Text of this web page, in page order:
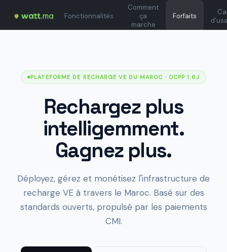
Fonctionnalités
Comment
ça
marche
Forfaits
PLATEFORME DE RECHARGE VE DU MAROC · OCPP 1.6J
Rechargez plus
intelligemment.
Gagnez plus.
Déployez, gérez et monétisez l'infrastructure de
recharge VE à travers le Maroc. Basé sur des
standards ouverts, propulsé par les paiements
CMI.